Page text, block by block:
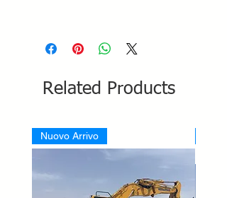
Related Products
Nuovo Arrivo